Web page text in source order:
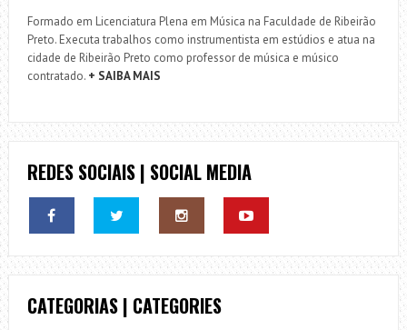
Formado em Licenciatura Plena em Música na Faculdade de Ribeirão
Preto. Executa trabalhos como instrumentista em estúdios e atua na
cidade de Ribeirão Preto como professor de música e músico
contratado. + SAIBA MAIS
REDES SOCIAIS | SOCIAL MEDIA
CATEGORIAS | CATEGORIES